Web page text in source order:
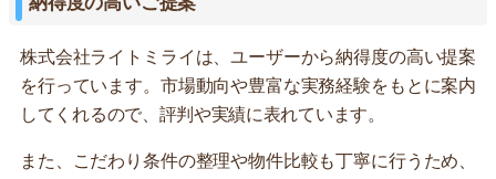
株式会社ライトミライは、ユーザーから納得度の高い提案
を行っています。市場動向や豊富な実務経験をもとに案内
してくれるので、評判や実績に表れています。
また、こだわり条件の整理や物件比較も丁寧に行うため、